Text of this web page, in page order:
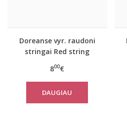
Doreanse vyr. raudoni
stringai Red string
800€
DAUGIAU